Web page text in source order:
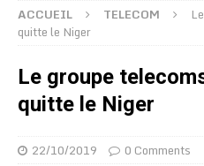
ACCUEIL TELECOM
quitte le Niger
Le groupe
quitte le Niger
22/10/2019 0 Comments